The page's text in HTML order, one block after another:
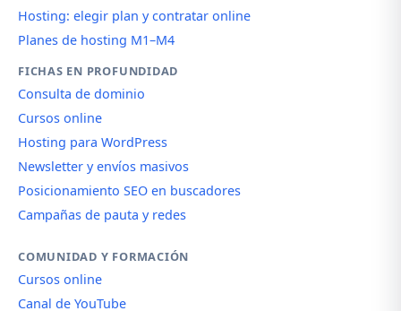
Hosting: elegir plan y contratar online
Planes de hosting M1–M4
FICHAS EN PROFUNDIDAD
Consulta de dominio
Cursos online
Hosting para WordPress
Newsletter y envíos masivos
Posicionamiento SEO en buscadores
Campañas de pauta y redes
COMUNIDAD Y FORMACIÓN
Cursos online
Canal de YouTube